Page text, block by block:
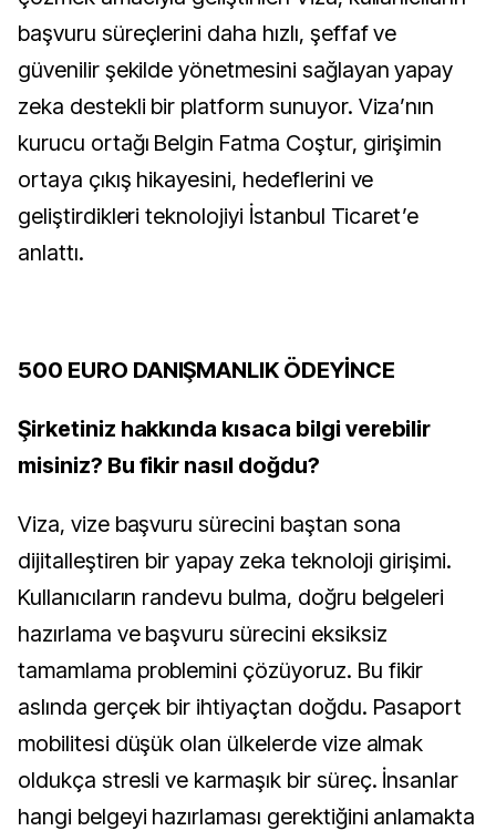
başvuru süreçlerini daha hızlı, şeffaf ve
güvenilir şekilde yönetmesini sağlayan yapay
zeka destekli bir platform sunuyor. Viza’nın
kurucu ortağı Belgin Fatma Coştur, girişimin
ortaya çıkış hikayesini, hedeflerini ve
geliştirdikleri teknolojiyi İstanbul Ticaret’e
anlattı.
500 EURO DANIŞMANLIK ÖDEYİNCE
Şirketiniz hakkında kısaca bilgi verebilir
misiniz? Bu fikir nasıl doğdu?
Viza, vize başvuru sürecini baştan sona
dijitalleştiren bir yapay zeka teknoloji girişimi.
Kullanıcıların randevu bulma, doğru belgeleri
hazırlama ve başvuru sürecini eksiksiz
tamamlama problemini çözüyoruz. Bu fikir
aslında gerçek bir ihtiyaçtan doğdu. Pasaport
mobilitesi düşük olan ülkelerde vize almak
oldukça stresli ve karmaşık bir süreç. İnsanlar
hangi belgeyi hazırlaması gerektiğini anlamakta